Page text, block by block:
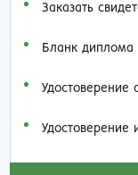
Заказать
Бланк диплома
Удостоверение